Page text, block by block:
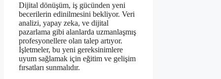
Dijital dönüşüm, iş gücünden yeni
becerilerin edinilmesini bekliyor. Veri
analizi, yapay zeka, ve dijital
pazarlama gibi alanlarda uzmanlaşmış
profesyonellere olan talep artıyor.
İşletmeler, bu yeni gereksinimlere
uyum sağlamak için eğitim ve gelişim
fırsatları sunmalıdır.